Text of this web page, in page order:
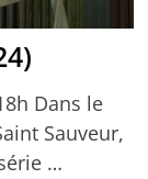
Dans le
Sauveur,
…